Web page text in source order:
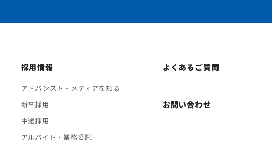
採用情報
アドバンスト・メディアを知る
新卒採用
中途採用
アルバイト・業務委託
よくあるご質問
お問い合わせ